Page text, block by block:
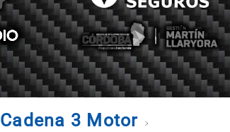
Cadena 3 Motor